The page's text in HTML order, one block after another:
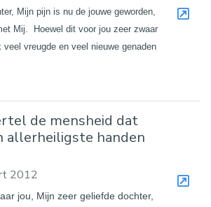
Mijn pijn is nu de jouwe geworden,
Mij. Hoewel dit voor jou zeer zwaar
vreugde en veel nieuwe genaden
de mensheid dat
allerheiligste handen
2012
jou, Mijn zeer geliefde dochter,